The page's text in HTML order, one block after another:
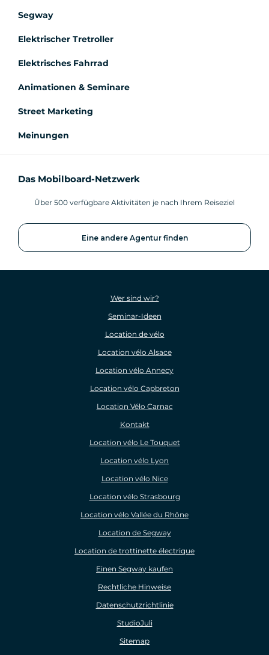
Segway
Elektrischer Tretroller
Elektrisches Fahrrad
Animationen & Seminare
Street Marketing
Meinungen
Das Mobilboard-Netzwerk
Über 500 verfügbare Aktivitäten je nach Ihrem Reiseziel
Eine andere Agentur finden
Wer sind wir?
Seminar-Ideen
Location de vélo
Location vélo Alsace
Location vélo Annecy
Location vélo Capbreton
Location Vélo Carnac
Kontakt
Location vélo Le Touquet
Location vélo Lyon
Location vélo Nice
Location vélo Strasbourg
Location vélo Vallée du Rhône
Location de Segway
Location de trottinette électrique
Einen Segway kaufen
Rechtliche Hinweise
Datenschutzrichtlinie
StudioJuli
Sitemap